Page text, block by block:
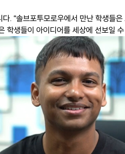
. “솔브포투모로우에서 만난 학생들
생들이 아이디어를 세상에 선보일